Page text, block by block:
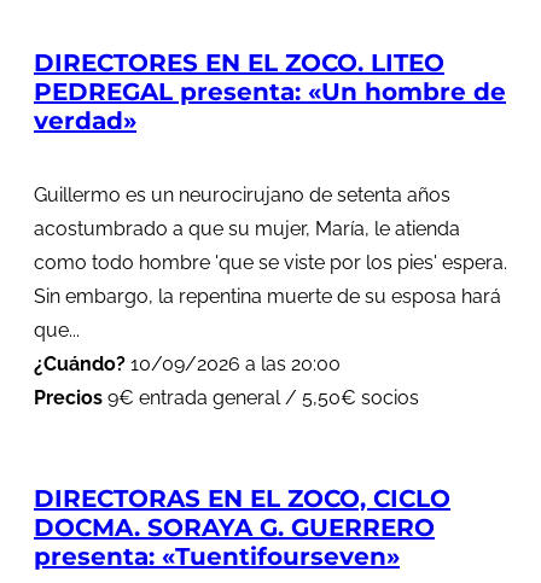
DIRECTORES EN EL ZOCO. LITEO
PEDREGAL presenta: «Un hombre de
verdad»
Guillermo es un neurocirujano de setenta años
acostumbrado a que su mujer, María, le atienda
como todo hombre 'que se viste por los pies' espera.
Sin embargo, la repentina muerte de su esposa hará
que...
¿Cuándo? 10/09/2026 a las 20:00
Precios 9€ entrada general / 5,50€ socios
DIRECTORAS EN EL ZOCO, CICLO
DOCMA. SORAYA G. GUERRERO
presenta: «Tuentifourseven»